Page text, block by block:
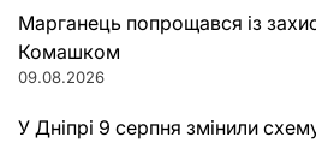
Марганець попрощався із
Комашком
09.08.2026
У Дніпрі 9 серпня змінили